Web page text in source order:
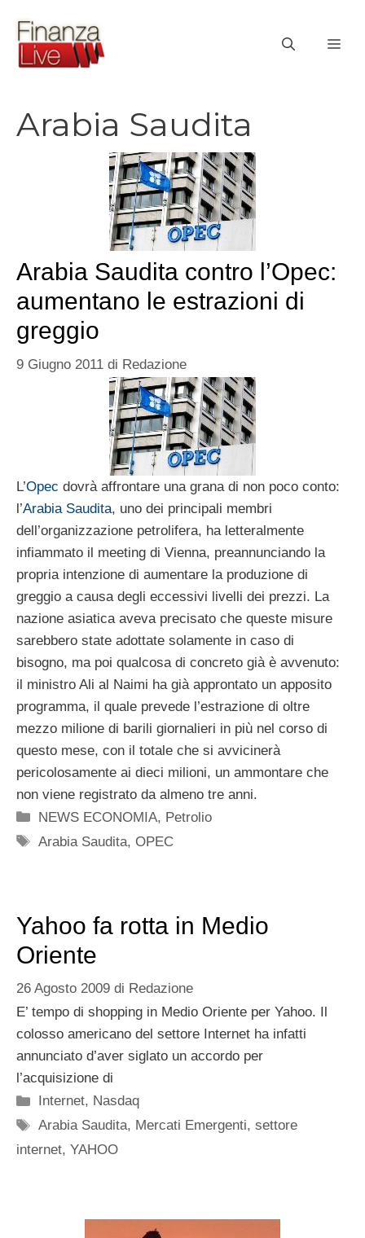
contenuto
Arabia Saudita
Arabia Saudita contro l’Opec:
aumentano le estrazioni di
greggio
9 Giugno 2011 di Redazione
L’Opec dovrà affrontare una grana di non poco conto:
l’Arabia Saudita, uno dei principali membri
dell’organizzazione petrolifera, ha letteralmente
infiammato il meeting di Vienna, preannunciando la
propria intenzione di aumentare la produzione di
greggio a causa degli eccessivi livelli dei prezzi. La
nazione asiatica aveva precisato che queste misure
sarebbero state adottate solamente in caso di
bisogno, ma poi qualcosa di concreto già è avvenuto:
il ministro Ali al Naimi ha già approntato un apposito
programma, il quale prevede l’estrazione di oltre
mezzo milione di barili giornalieri in più nel corso di
questo mese, con il totale che si avvicinerà
pericolosamente ai dieci milioni, un ammontare che
non viene registrato da almeno tre anni.
Categorie
NEWS ECONOMIA, Petrolio
Tag
Arabia Saudita,OPEC
Yahoo fa rotta in Medio
Oriente
26 Agosto 2009 di Redazione
E’ tempo di shopping in Medio Oriente per Yahoo. Il
colosso americano del settore Internet ha infatti
annunciato d’aver siglato un accordo per
l’acquisizione di
Categorie
Internet, Nasdaq
Tag
Arabia Saudita, Mercati Emergenti,settore
internet, YAHOO